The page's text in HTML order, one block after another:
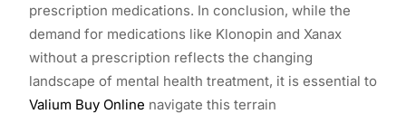
prescription medications. In conclusion, while the
demand for medications like Klonopin and Xanax
without a prescription reflects the changing
landscape of mental health treatment, it is essential to
Valium Buy Online navigate this terrain